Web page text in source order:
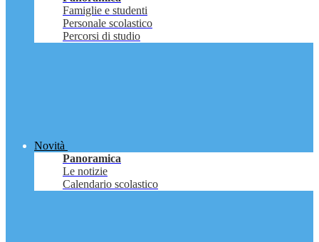
Famiglie e studenti
Personale scolastico
Percorsi di studio
Novità
Panoramica
Le notizie
Calendario scolastico